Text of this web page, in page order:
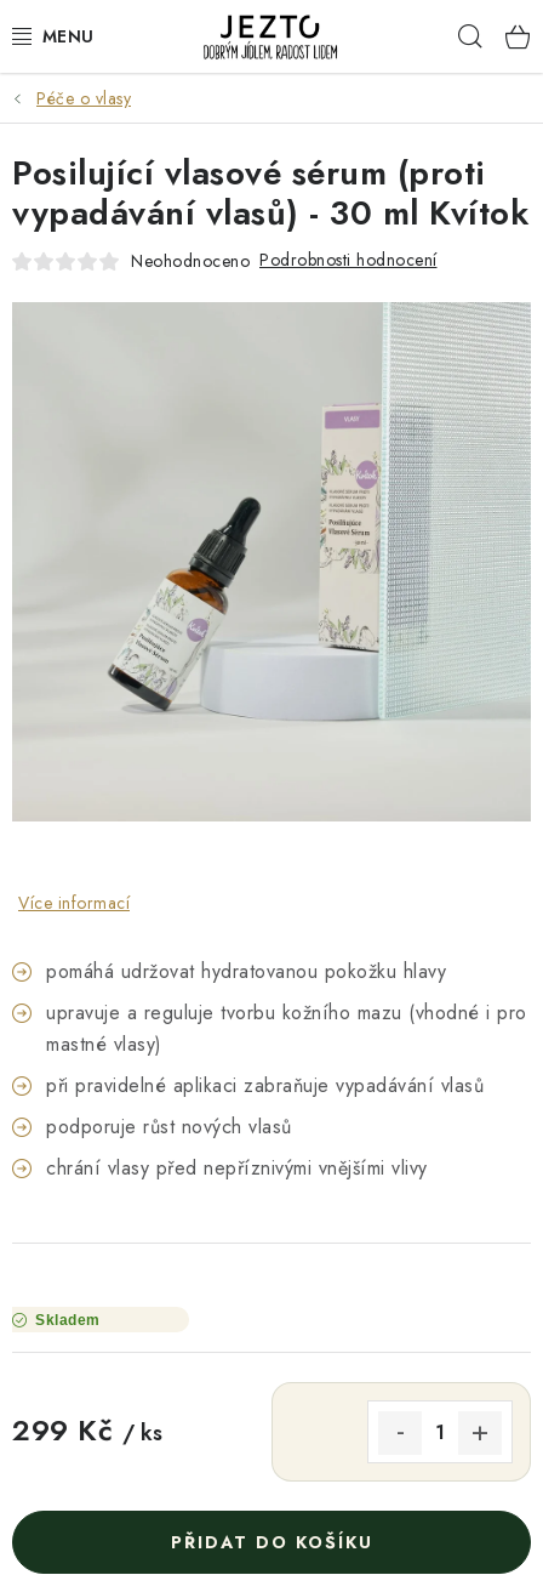
na
DÁRKOVÉ SADY
TRVANLIVÉ
DROGERIE A KOSMETIKA
NÁŠ PŘÍBĚH FIREMNÍ DÁRKY
KONTAKTY
DOPRAVA A PLATBA
Péče o vlasy
Více informací
pomáhá udržovat hydratovanou pokožku hlavy
upravuje a reguluje tvorbu kožního mazu (vhodné i pro
mastné vlasy)
při pravidelné aplikaci zabraňuje vypadávání vlasů
podporuje růst nových vlasů
chrání vlasy před nepříznivými vnějšími vlivy
Skladem
299 Kč / ks
PŘIDAT DO KOŠÍKU
Posilující vlasové sérum (proti
vypadávání vlasů) - 30 ml Kvítok
Neohodnoceno Podrobnosti hodnocení